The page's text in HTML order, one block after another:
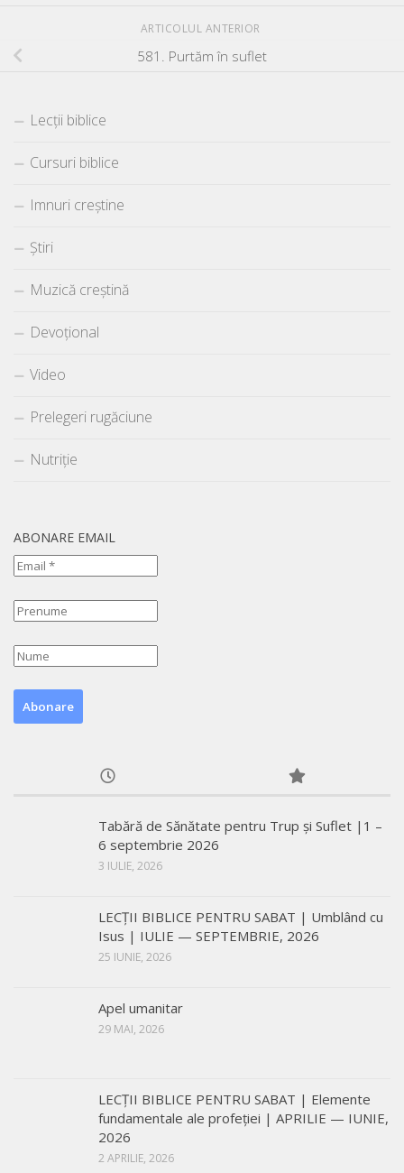
ARTICOLUL ANTERIOR
581. Purtăm în suflet
Lecții biblice
Cursuri biblice
Imnuri creștine
Știri
Muzică creștină
Devoțional
Video
Prelegeri rugăciune
Nutriție
ABONARE EMAIL
Tabără de Sănătate pentru Trup și Suflet |1 –
6 septembrie 2026
3 IULIE, 2026
LECŢII BIBLICE PENTRU SABAT | Umblând cu
Isus | IULIE — SEPTEMBRIE, 2026
25 IUNIE, 2026
Apel umanitar
29 MAI, 2026
LECŢII BIBLICE PENTRU SABAT | Elemente
fundamentale ale profeției | APRILIE — IUNIE,
2026
2 APRILIE, 2026